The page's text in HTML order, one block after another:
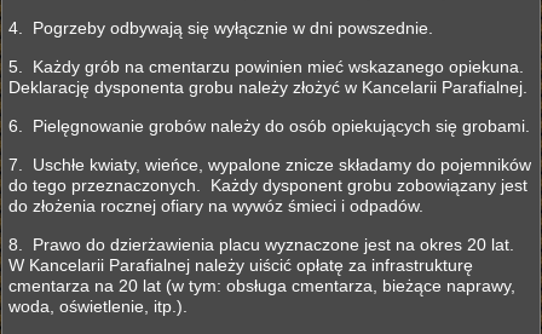
4. Pogrzeby odbywają się wyłącznie w dni powszednie.
5. Każdy grób na cmentarzu powinien mieć wskazanego opiekuna.
Deklarację dysponenta grobu należy złożyć w Kancelarii Parafialnej.
6. Pielęgnowanie grobów należy do osób opiekujących się grobami.
7. Uschłe kwiaty, wieńce, wypalone znicze składamy do pojemników
do tego przeznaczonych. Każdy dysponent grobu zobowiązany jest
do złożenia rocznej ofiary na wywóz śmieci i odpadów.
8. Prawo do dzierżawienia placu wyznaczone jest na okres 20 lat.
W Kancelarii Parafialnej należy uiścić opłatę za infrastrukturę
cmentarza na 20 lat (w tym: obsługa cmentarza, bieżące naprawy,
woda, oświetlenie, itp.).